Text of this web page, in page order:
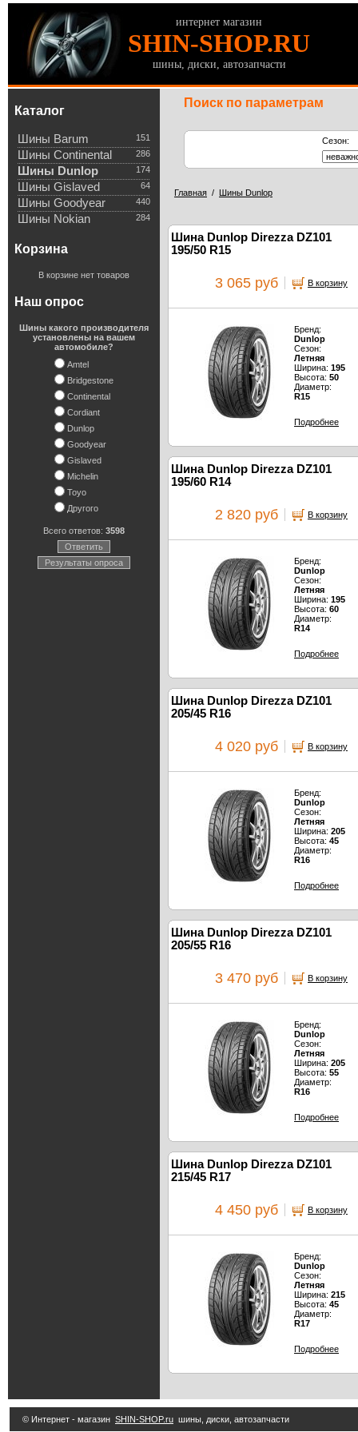
интернет магазин
SHIN-SHOP.RU
шины, диски, автозапчасти
Каталог
151
Шины Barum
286
Шины Continental
174
Шины Dunlop
64
Шины Gislaved
440
Шины Goodyear
284
Шины Nokian
Корзина
В корзине нет товаров
Наш опрос
Шины какого производителя
установлены на вашем
автомобиле?
Amtel
Bridgestone
Continental
Cordiant
Dunlop
Goodyear
Gislaved
Michelin
Toyo
Другого
Всего ответов: 3598
Ответить
Результаты опроса
Поиск по параметрам
Сезон:
Главная / Шины Dunlop
Шина Dunlop Direzza DZ101
195/50 R15
3 065 руб В корзину
Бренд:
Dunlop
Сезон:
Летняя
Ширина: 195
Высота: 50
Диаметр:
R15
Подробнее
Шина Dunlop Direzza DZ101
195/60 R14
2 820 руб В корзину
Бренд:
Dunlop
Сезон:
Летняя
Ширина: 195
Высота: 60
Диаметр:
R14
Подробнее
Шина Dunlop Direzza DZ101
205/45 R16
4 020 руб В корзину
Бренд:
Dunlop
Сезон:
Летняя
Ширина: 205
Высота: 45
Диаметр:
R16
Подробнее
Шина Dunlop Direzza DZ101
205/55 R16
3 470 руб В корзину
Бренд:
Dunlop
Сезон:
Летняя
Ширина: 205
Высота: 55
Диаметр:
R16
Подробнее
Шина Dunlop Direzza DZ101
215/45 R17
4 450 руб В корзину
Бренд:
Dunlop
Сезон:
Летняя
Ширина: 215
Высота: 45
Диаметр:
R17
Подробнее
© Интернет - магазин SHIN-SHOP.ru шины, диски, автозапчасти